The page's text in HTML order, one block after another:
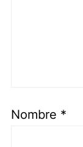
Nombre *